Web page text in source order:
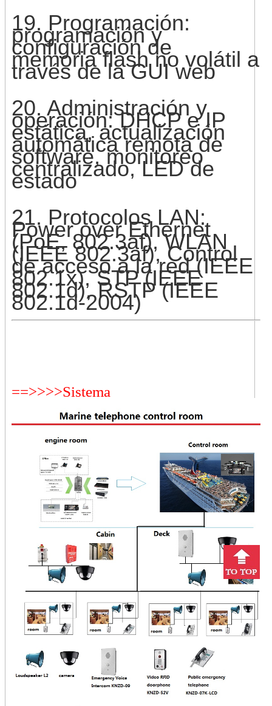
19. Programación:
programación y
configuración de
memoria flash no volátil a
través de la GUI web
20. Administración y
operación: DHCP e IP
estática, actualización
automática remota de
software, monitoreo
centralizado, LED de
estado
21. Protocolos LAN:
Power over Ethernet
(PoE, 802.3af), WLAN
(IEEE 802.3af), Control
de acceso a la red (IEEE
802.1x), STP (IEEE
802.1d), RSTP (IEEE
802.1d-2004)
==>>>>Sistema